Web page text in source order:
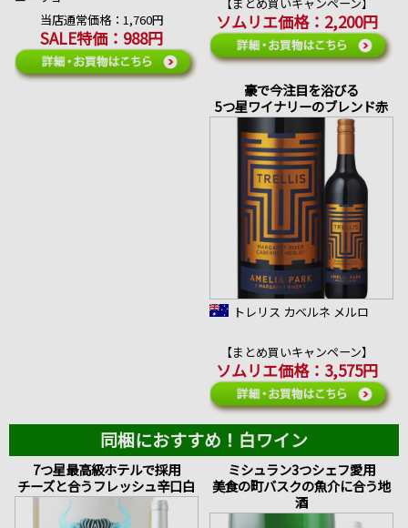
当店通常価格：1,760円
SALE特価：988円
【まとめ買いキャンペーン】
ソムリエ価格：2,200円
豪で今注目を浴びる
5つ星ワイナリーのブレンド赤
トレリス カベルネ メルロ
【まとめ買いキャンペーン】
ソムリエ価格：3,575円
同梱におすすめ！白ワイン
7つ星最高級ホテルで採用
チーズと合うフレッシュ辛口白
ミシュラン3つシェフ愛用
美食の町バスクの魚介に合う地
酒